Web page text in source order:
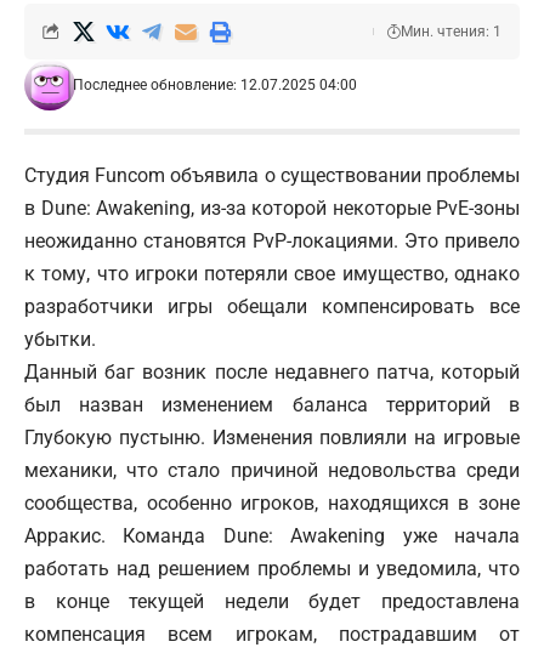
Последнее обновление: 12.07.2025 04:00
Мин. чтения: 1
Студия Funcom объявила о существовании проблемы
в Dune: Awakening, из-за которой некоторые PvE-зоны
неожиданно становятся PvP-локациями. Это привело
к тому, что игроки потеряли свое имущество, однако
разработчики игры обещали компенсировать все
убытки.
Данный баг возник после недавнего патча, который
был назван изменением баланса территорий в
Глубокую пустыню. Изменения повлияли на игровые
механики, что стало причиной недовольства среди
сообщества, особенно игроков, находящихся в зоне
Арракис. Команда Dune: Awakening уже начала
работать над решением проблемы и уведомила, что
в конце текущей недели будет предоставлена
компенсация всем игрокам, пострадавшим от